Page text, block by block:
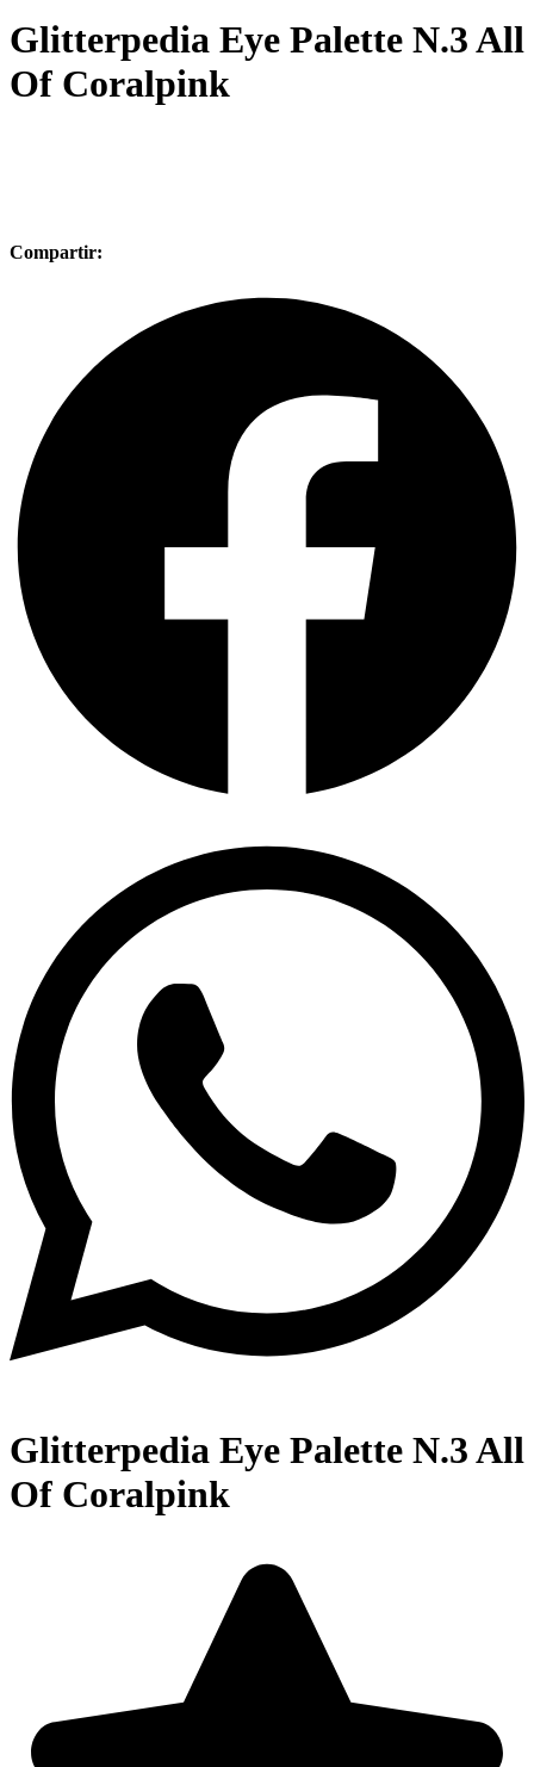
Glitterpedia Eye Palette N.3 All
Of Coralpink
Compartir:
Glitterpedia Eye Palette N.3 All
Of Coralpink